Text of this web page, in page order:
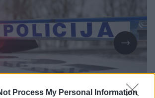
Process My Personal Information
Daugiau nuotraukų (1)